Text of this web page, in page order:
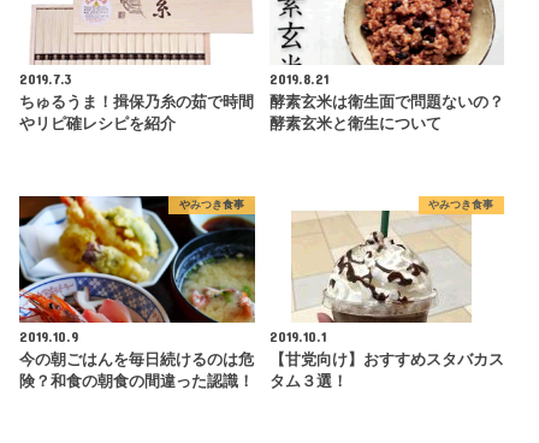
2019.7.3
ちゅるうま！揖保乃糸の茹で時間
やリピ確レシピを紹介
2019.8.21
酵素玄米は衛生面で問題ないの？
酵素玄米と衛生について
やみつき食事
2019.10.9
今の朝ごはんを毎日続けるのは危
険？和食の朝食の間違った認識！
やみつき食事
2019.10.1
【甘党向け】おすすめスタバカス
タム３選！